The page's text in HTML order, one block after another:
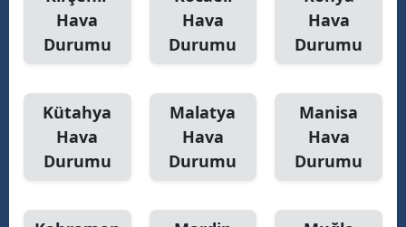
Hava
Durumu
Hava
Durumu
Hava
Durumu
Kütahya
Hava
Durumu
Malatya
Hava
Durumu
Manisa
Hava
Durumu